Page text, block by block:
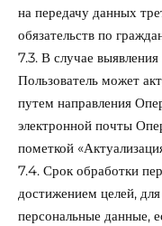
на передачу данных
обязательств по
7.3. В случае
Пользователь может
путем направления
электронной почты
пометкой
7.4. Срок обработки
достижением целей,
персональные данные,